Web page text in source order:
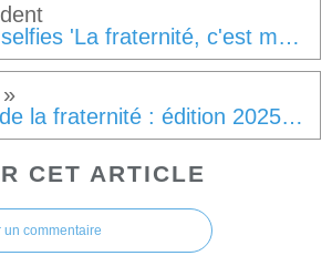
Vos photos et selfies 'La fraternité, c'est mon affaire et celle de toutes et tous !"
Le baromètre de la fraternité : édition 2025 par le Labo de la Fraternité
CET ARTICLE
un commentaire